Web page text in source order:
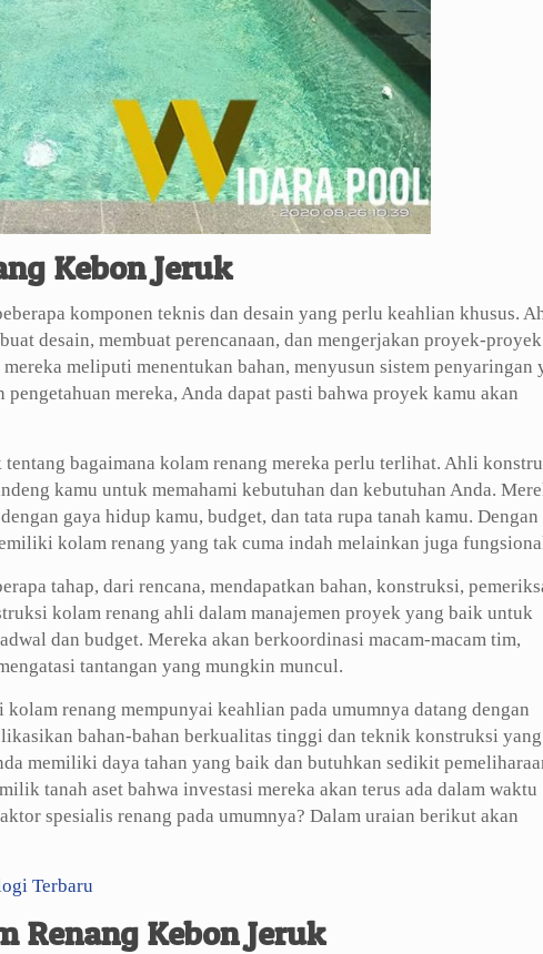
Kebon Jeruk
komponen teknis dan desain yang perlu keahlian khusus.
desain, membuat perencanaan, dan mengerjakan proyek-proyek
meliputi menentukan bahan, menyusun sistem penyaringan
mereka, Anda dapat pasti bahwa proyek kamu akan
bagaimana kolam renang mereka perlu terlihat. Ahli
kamu untuk memahami kebutuhan dan kebutuhan Anda.
gaya hidup kamu, budget, dan tata rupa tanah kamu. Dengan
kolam renang yang tak cuma indah melainkan juga
tahap, dari rencana, mendapatkan bahan, konstruksi,
kolam renang ahli dalam manajemen proyek yang baik untuk
dan budget. Mereka akan berkoordinasi macam-macam tim,
tantangan yang mungkin muncul.
renang mempunyai keahlian pada umumnya datang dengan
bahan-bahan berkualitas tinggi dan teknik konstruksi yang
memiliki daya tahan yang baik dan butuhkan sedikit
tanah aset bahwa investasi mereka akan terus ada dalam waktu
spesialis renang pada umumnya? Dalam uraian berikut akan
Terbaru
Renang Kebon Jeruk